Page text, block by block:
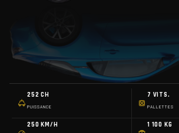
252 CH
PUISSANCE
7 VITS.
PALLETTES
250 KM/H 1 100 KG